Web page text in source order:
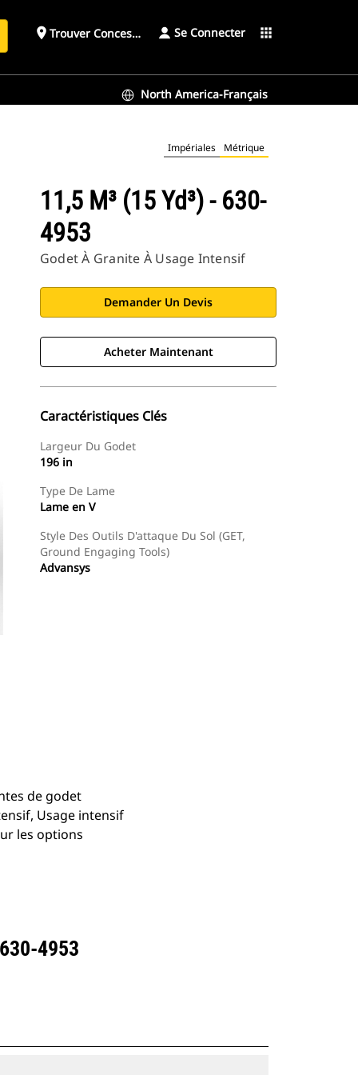
place Trouver ConcessionnaireSe Connecter apps
North America-Français
Impériales Métrique
11,5 M³ (15 Yd³) - 630-
4953
Godet À Granite À Usage Intensif
Demander Un Devis
Acheter Maintenant
Caractéristiques Clés
Largeur Du Godet
196 in
Type De Lame
Lame en V
Style Des Outils D'attaque Du Sol (GET,
Ground Engaging Tools)
Advansys
de godet
Usage intensif
les options
4953